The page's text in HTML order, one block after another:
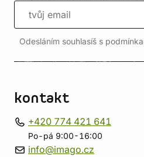
Odesláním souhlasíš s
kontakt
+420 774 421 641
Po-pá 9:00-16:00
info@imago.cz